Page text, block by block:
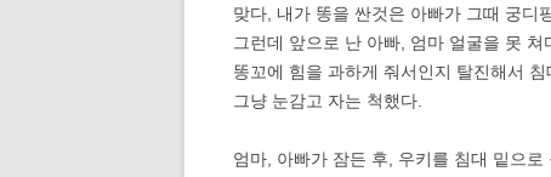
맞다, 내가 똥을 싼것은 아빠가 그때 궁디
그런데 앞으로 난 아빠, 엄마 얼굴을 못 쳐
똥꼬에 힘을 과하게 줘서인지 탈진해서
그냥 눈감고 자는 척했다.
엄마, 아빠가 잠든 후, 우키를 침대 밑으